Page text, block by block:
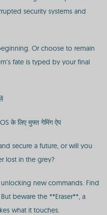
security systems and
Or choose to remain
fate is typed by your final
के लिए मुफ्त गेमिंग ऐप
secure a future, or will you
lost in the grey?
new commands. Find
beware the **Eraser**, a
what it touches.